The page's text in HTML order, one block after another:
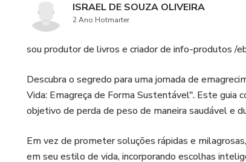
ISRAEL DE SOUZA OLIVEIRA
2 Ano Hotmarter
sou produtor de livros e criador de info-produtos /
Descubra o segredo para uma jornada de
Vida: Emagreça de Forma Sustentável". Este guia
objetivo de perda de peso de maneira saudável e
Em vez de prometer soluções rápidas e
em seu estilo de vida, incorporando escolhas